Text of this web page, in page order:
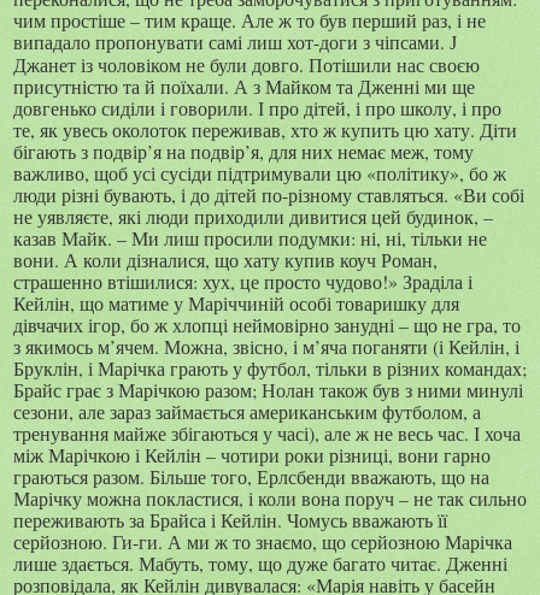
чим простіше – тим краще. Але ж то був перший раз, і не
випадало пропонувати самі лиш хот-доги з чіпсами. J
Джанет із чоловіком не були довго. Потішили нас своєю
присутністю та й поїхали. А з Майком та Дженні ми ще
довгенько сиділи і говорили. І про дітей, і про школу, і про
те, як увесь околоток переживав, хто ж купить цю хату. Діти
бігають з подвір’я на подвір’я, для них немає меж, тому
важливо, щоб усі сусіди підтримували цю «політику», бо ж
люди різні бувають, і до дітей по-різному ставляться. «Ви собі
не уявляєте, які люди приходили дивитися цей будинок, –
казав Майк. – Ми лиш просили подумки: ні, ні, тільки не
вони. А коли дізналися, що хату купив коуч Роман,
страшенно втішилися: хух, це просто чудово!» Зраділа і
Кейлін, що матиме у Маріччиній особі товаришку для
дівчачих ігор, бо ж хлопці неймовірно занудні – що не гра, то
з якимось м’ячем. Можна, звісно, і м’яча поганяти (і Кейлін, і
Бруклін, і Марічка грають у футбол, тільки в різних командах;
Брайс грає з Марічкою разом; Нолан також був з ними минулі
сезони, але зараз займається американським футболом, а
тренування майже збігаються у часі), але ж не весь час. І хоча
між Марічкою і Кейлін – чотири роки різниці, вони гарно
граються разом. Більше того, Ерлсбенди вважають, що на
Марічку можна покластися, і коли вона поруч – не так сильно
переживають за Брайса і Кейлін. Чомусь вважають її
серйозною. Ги-ги. А ми ж то знаємо, що серйозною Марічка
лише здається. Мабуть, тому, що дуже багато читає. Дженні
розповідала, як Кейлін дивувалася: «Марія навіть у басейн